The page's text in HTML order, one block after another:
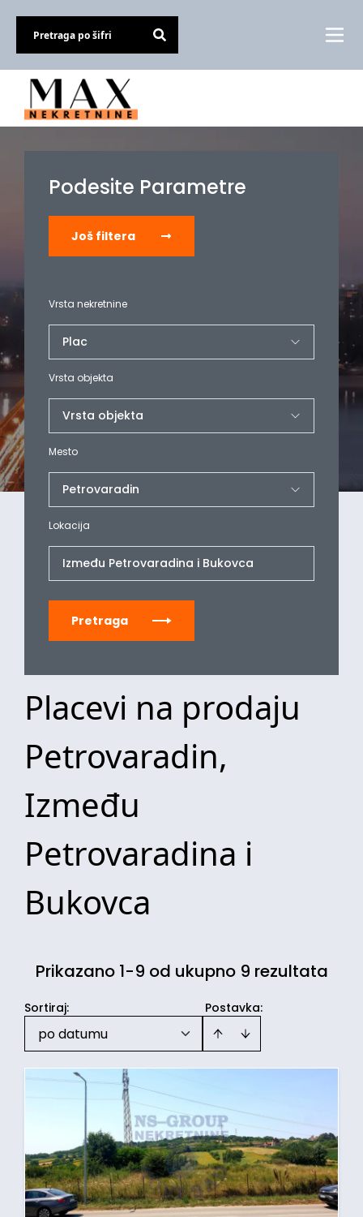
Podesite Parametre
Još filtera
Vrsta nekretnine
Vrsta objekta
Mesto
Lokacija
Između Petrovaradina i Bukovca
Pretraga
Placevi na prodaju
Petrovaradin,
Između
Petrovaradina i
Bukovca
Prikazano 1-9 od ukupno 9 rezultata
Postavka:
Sortiraj:
po datumu